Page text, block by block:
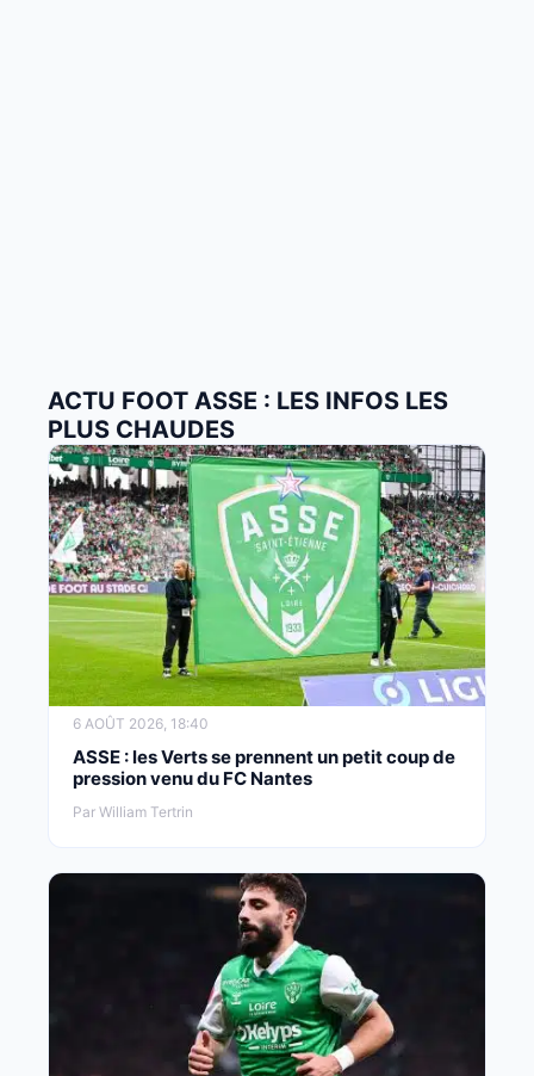
ACTU FOOT ASSE : LES INFOS LES
PLUS CHAUDES
6 AOÛT 2026, 18:40
ASSE : les Verts se prennent un petit coup de
pression venu du FC Nantes
Par William Tertrin